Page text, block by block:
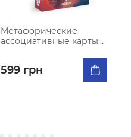
Метафорические
ассоциативные карты
599 грн